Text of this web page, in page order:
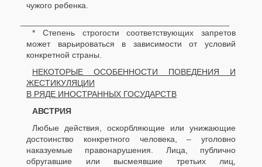
чужого ребенка.
* Степень строгости соответствующих запретов
может варьироваться в зависимости от условий
конкретной страны.
НЕКОТОРЫЕ ОСОБЕННОСТИ ПОВЕДЕНИЯ И
ЖЕСТИКУЛЯЦИИ
В РЯДЕ ИНОСТРАННЫХ ГОСУДАРСТВ
АВСТРИЯ
Любые действия, оскорбляющие или унижающие
достоинство конкретного человека, – уголовно
наказуемые правонарушения. Лица, публично
обругавшие или высмеявшие третьих лиц,